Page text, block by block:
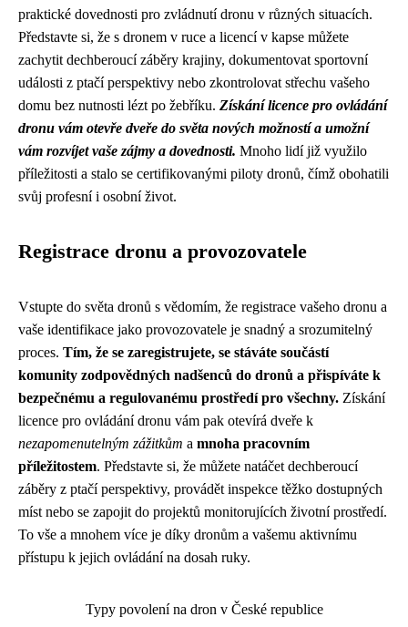
praktické dovednosti pro zvládnutí dronu v různých situacích.
Představte si, že s dronem v ruce a licencí v kapse můžete
zachytit dechberoucí záběry krajiny, dokumentovat sportovní
události z ptačí perspektivy nebo zkontrolovat střechu vašeho
domu bez nutnosti lézt po žebříku. Získání licence pro ovládání
dronu vám otevře dveře do světa nových možností a umožní
vám rozvíjet vaše zájmy a dovednosti. Mnoho lidí již využilo
příležitosti a stalo se certifikovanými piloty dronů, čímž obohatili
svůj profesní i osobní život.
Registrace dronu a provozovatele
Vstupte do světa dronů s vědomím, že registrace vašeho dronu a
vaše identifikace jako provozovatele je snadný a srozumitelný
proces. Tím, že se zaregistrujete, se stáváte součástí
komunity zodpovědných nadšenců do dronů a přispíváte k
bezpečnému a regulovanému prostředí pro všechny. Získání
licence pro ovládání dronu vám pak otevírá dveře k
nezapomenutelným zážitkům a mnoha pracovním
příležitostem. Představte si, že můžete natáčet dechberoucí
záběry z ptačí perspektivy, provádět inspekce těžko dostupných
míst nebo se zapojit do projektů monitorujících životní prostředí.
To vše a mnohem více je díky dronům a vašemu aktivnímu
přístupu k jejich ovládání na dosah ruky.
Typy povolení na dron v České republice